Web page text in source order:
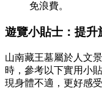
免浪費。
遊覽小貼士：提升
山南藏王墓屬於人文
時，參考以下實用小
現身體不適，更好感